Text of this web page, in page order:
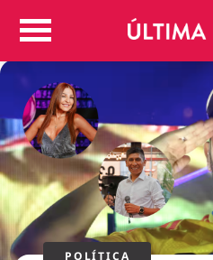
Colombia
Judicial
Politica
Regiones
Deportes
Positivas
Entretenimiento
Vida
Mundo
POLÍTICA​